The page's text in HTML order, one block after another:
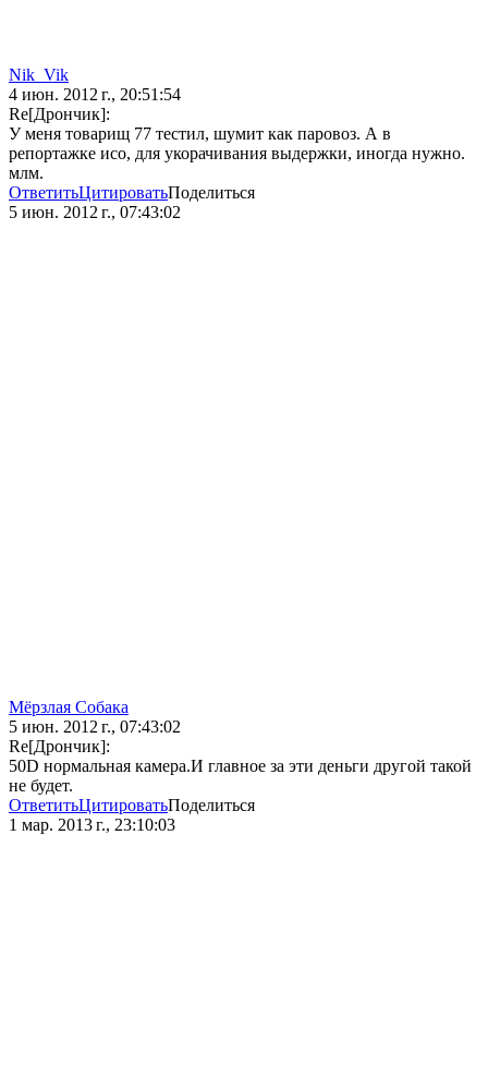
Nik_Vik
4 июн. 2012 г., 20:51:54
Re[Дрончик]:
У меня товарищ 77 тестил, шумит как паровоз. А в
репортажке исо, для укорачивания выдержки, иногда нужно.
млм.
ОтветитьЦитироватьПоделиться
5 июн. 2012 г., 07:43:02
Мёрзлая Собака
5 июн. 2012 г., 07:43:02
Re[Дрончик]:
50D нормальная камера.И главное за эти деньги другой такой
не будет.
ОтветитьЦитироватьПоделиться
1 мар. 2013 г., 23:10:03